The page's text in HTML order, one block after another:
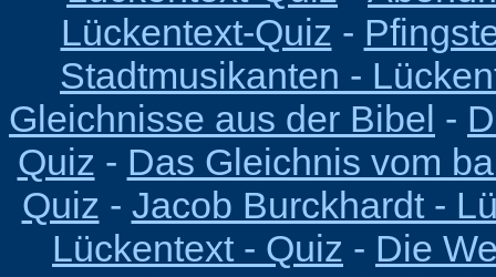
Lückentext-Quiz -
Stadtmusikanten -
Gleichnisse aus der Bibel -
Quiz - Das Gleichnis vom
Quiz - Jacob Burckhardt -
Lückentext - Quiz - Die